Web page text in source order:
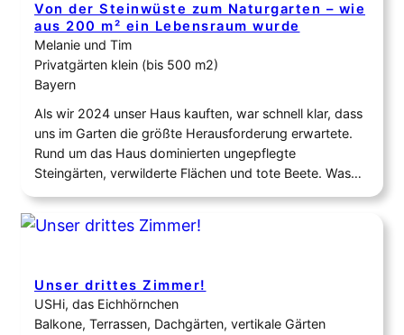
Von der Steinwüste zum Naturgarten – wie
aus 200 m² ein Lebensraum wurde
Melanie und Tim
Privatgärten klein (bis 500 m2)
Bayern
Als wir 2024 unser Haus kauften, war schnell klar, dass
uns im Garten die größte Herausforderung erwartete.
Rund um das Haus dominierten ungepflegte
Steingärten, verwilderte Flächen und tote Beete. Was
einst pflegeleicht wirken sollte, war im Laufe der Jahre
zu einem artenarmen Garten geworden, der weder uns
noch der heimischen Tierwelt viel zu bieten hatte.…
Unser drittes Zimmer!
USHi, das Eichhörnchen
Balkone, Terrassen, Dachgärten, vertikale Gärten